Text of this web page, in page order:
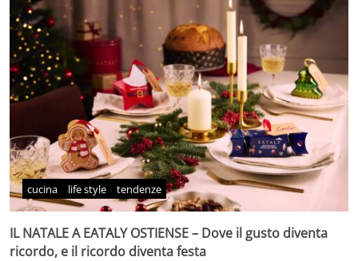
cucina life style tendenze
IL NATALE A EATALY OSTIENSE – Dove il gusto diventa
ricordo, e il ricordo diventa festa